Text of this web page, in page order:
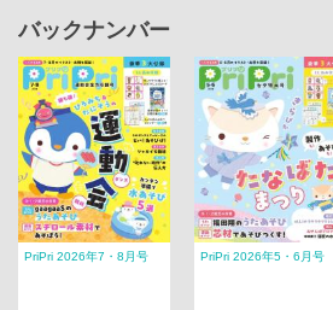
バックナンバー
PriPri 2026年7・8月号 PriPri 2026年5・6月号